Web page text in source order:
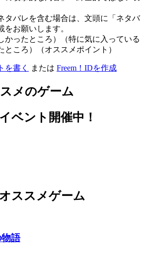
タバレを含む場合は、文頭に「ネタバ
をお願いします。
かったところ）（特に気に入っている
ところ）（オススメポイント）
を書く または Freem！IDを作成
メのゲーム
ベント開催中！
ススメゲーム
語